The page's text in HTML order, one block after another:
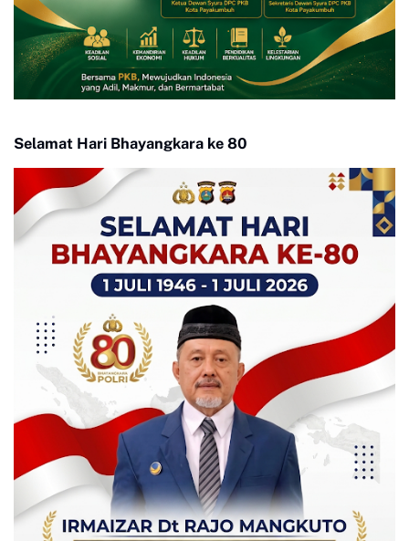
Selamat Hari Bhayangkara ke 80